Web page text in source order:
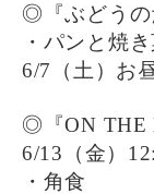
◎『ぶどうの
・パンと焼
6/7（土）お
◎『ON THE
6/13（金）
・角食